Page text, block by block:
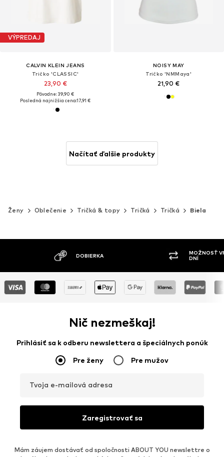
VÝPREDAJ
CALVIN KLEIN JEANS
Tričko 'CLASSIC'
23,90 €
Pôvodne: 39,90 €
Posledná najnižšia cena:17,91 €
NOISY MAY
Tričko 'NMMaya'
21,90 €
Načítať ďalšie produkty
Ženy Oblečenie Tričká & topy Tričká Tričká Biela
DOBIERKA
MOŽNOSŤ
DNÍ
Nič nezmeškaj!
Prihlásiť sa k odberu newslettera a špeciálnych ponúk
Pre ženy Pre mužov
Tvoja e-mailová adresa
Zaregistrovať sa
Mám záujem dostávať od spoločnosti ABOUT YOU newslettre o